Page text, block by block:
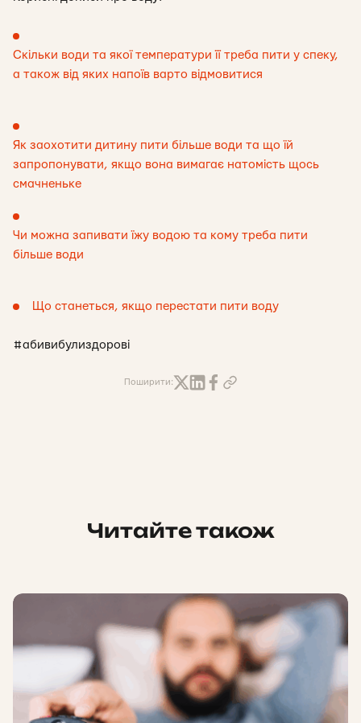
Скільки води та якої температури її треба пити у спеку,
а також від яких напоїв варто відмовитися
Як заохотити дитину пити більше води та що їй
запропонувати, якщо вона вимагає натомість щось
смачненьке
Чи можна запивати їжу водою та кому треба пити
більше води
Що станеться, якщо перестати пити воду
#абивибулиздорові
Поширити:
Читайте також